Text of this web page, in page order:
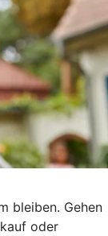
bleiben. Gehen
oder